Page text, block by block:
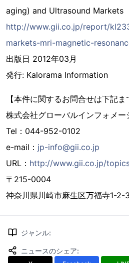
aging) and Ultrasound Markets
http://www.gii.co.jp/report/
markets-mri-magnetic-
出版日 2012年03月
発行: Kalorama Information
【本件に関するお問合せは下記ま
株式会社グローバルインフォメー
Tel：044-952-0102
e-mail： jp-info@gii.co.jp
URL： http://www.gii.co.jp/
〒215-0004
神奈川県川崎市麻生区万福寺1-2-
ジャンル:
ニュースのシェア: